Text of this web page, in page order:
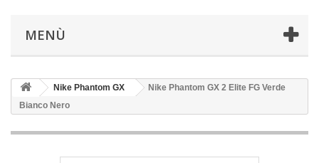
MENÙ
Nike Phantom GX
Nike Phantom GX 2 Elite FG Verde
Bianco Nero